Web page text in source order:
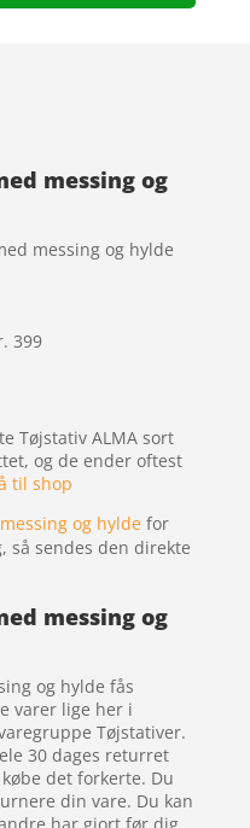
messing og
messing og hylde
399
Tøjstativ ALMA sort
og de ender oftest
til shop
og hyldefor
så sendes den direkte
messing og
og hylde fås
varer lige her i
Tøjstativer.
30 dages returret
det forkerte. Du
din vare. Du kan